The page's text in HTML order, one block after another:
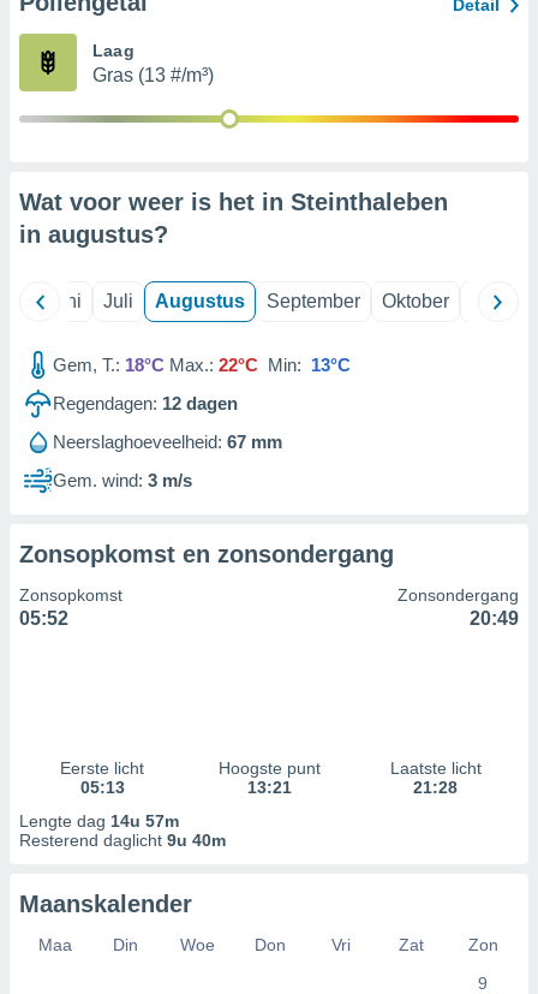
partners
Detail
Laag
Gras (13 #/m³)
Wat voor weer is het in Steinthaleben
in augustus?
Juni Juli Augustus September Oktober
Gem, T.: 18°C Max.: 22°C Min: 13°C
Regendagen: 12 dagen
Neerslaghoeveelheid: 67 mm
Gem. wind: 3 m/s
Zonsopkomst en zonsondergang
Zonsopkomst
05:52
Zonsondergang
20:49
Eerste licht
05:13
Hoogste punt
13:21
Laatste licht
21:28
Lengte dag 14u 57m
Resterend daglicht 9u 40m
Maanskalender
Maa Din Woe Don Vri Zat
Zon
9